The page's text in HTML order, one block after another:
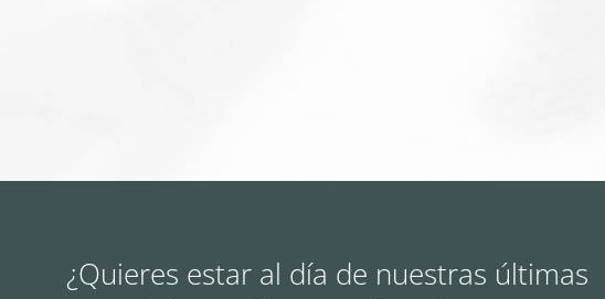
¿Quieres estar al día de nuestras últimas